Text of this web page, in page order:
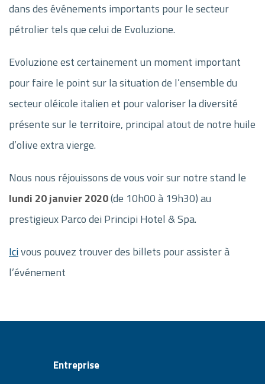
dans des événements importants pour le secteur
pétrolier tels que celui de Evoluzione.
Evoluzione est certainement un moment important
pour faire le point sur la situation de l’ensemble du
secteur oléicole italien et pour valoriser la diversité
présente sur le territoire, principal atout de notre huile
d’olive extra vierge.
Nous nous réjouissons de vous voir sur notre stand le
lundi 20 janvier 2020(de 10h00 à 19h30) au
prestigieux Parco dei Principi Hotel & Spa.
Icivous pouvez trouver des billets pour assister à
l’événement
Entreprise